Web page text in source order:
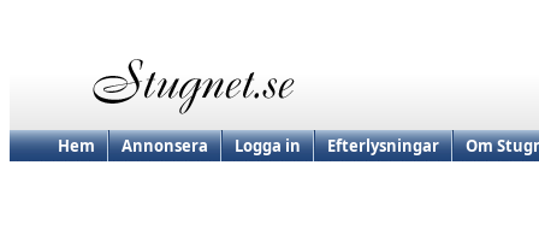
Hem Annonsera Logga in Efterlysningar Om